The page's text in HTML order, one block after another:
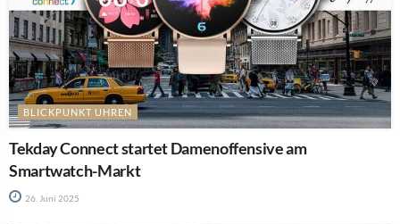
BLICKPUNKT UHREN
Tekday Connect startet Damenoffensive am
Smartwatch-Markt
26. Juni 2025